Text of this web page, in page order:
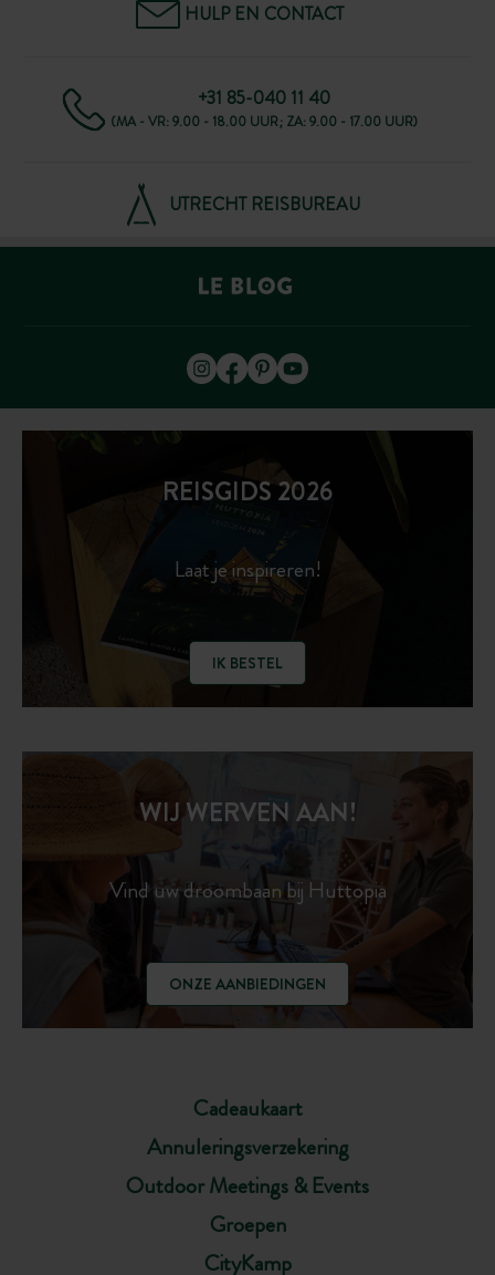
HULP EN CONTACT
+31 85-040 11 40
(MA - VR: 9.00 - 18.00 UUR; ZA: 9.00 - 17.00 UUR)
UTRECHT REISBUREAU
REISGIDS 2026
Laat je inspireren!
IK BESTEL
Cadeaukaart
Annuleringsverzekering
Outdoor Meetings & Events
Groepen
CityKamp
WIJ WERVEN AAN!
Vind uw droombaan bij Huttopia
ONZE AANBIEDINGEN